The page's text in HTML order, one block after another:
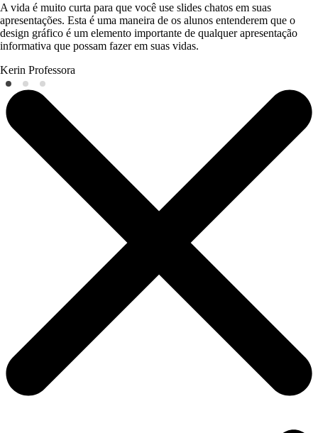
A vida é muito curta para que você use slides chatos em suas
apresentações. Esta é uma maneira de os alunos entenderem que o
design gráfico é um elemento importante de qualquer apresentação
informativa que possam fazer em suas vidas.
Kerin Professora